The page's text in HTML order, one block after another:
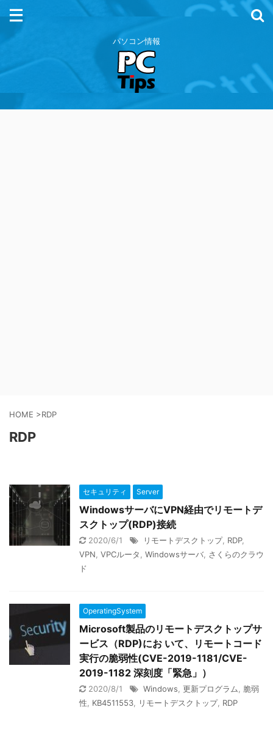
パソコン情報
HOME >RDP
RDP
セキュリティ Server
WindowsサーバにVPN経由でリモートデ
スクトップ(RDP)接続
2020/6/1 リモートデスクトップ, RDP,
VPN VPCルータ Windowsサーバ さくらのクラウ
ド
OperatingSystem
Microsoft製品のリモートデスクトップサ
ービス（RDP)にお いて、リモートコード
実行の脆弱性(CVE-2019-1181/CVE-
2019-1182 深刻度「緊急」）
2020/8/1 Windows 更新プログラム
脆弱
性
KB4511553 リモートデスクトップ, RDP